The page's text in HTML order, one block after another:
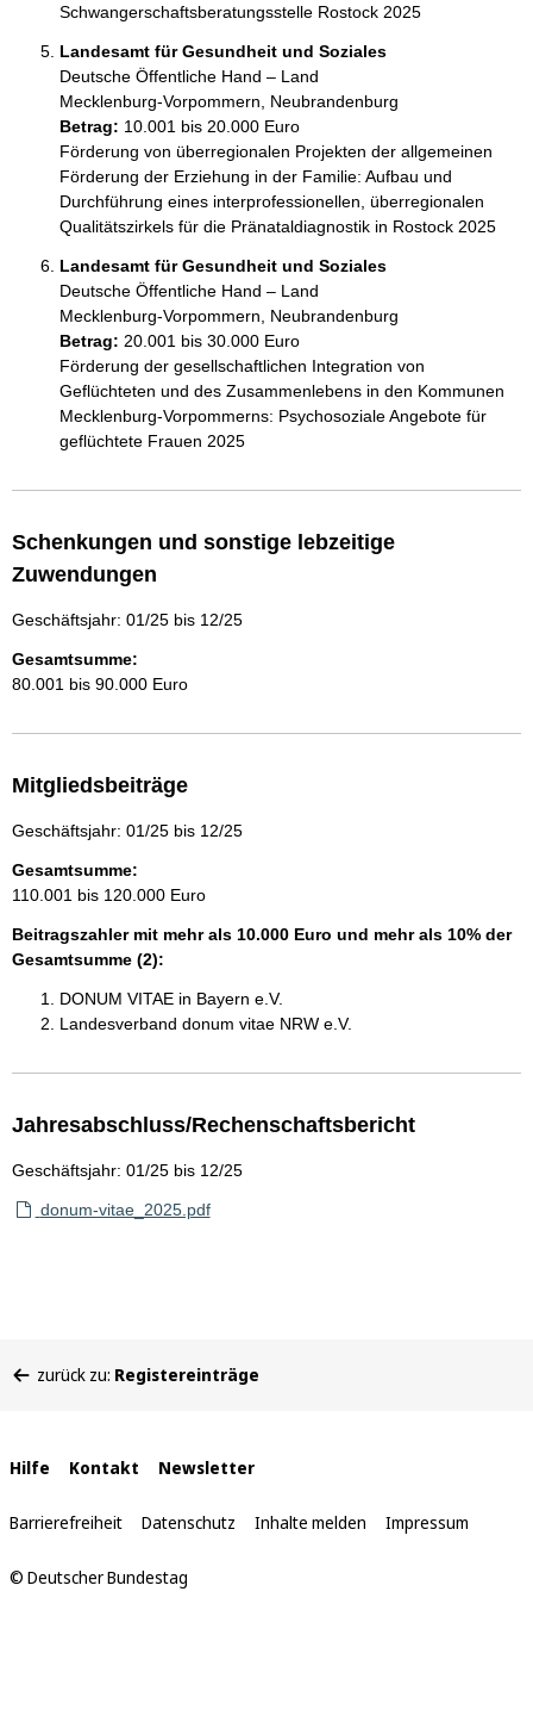
Schwangerschaftsberatungsstelle Rostock 2025
Landesamt für Gesundheit und Soziales
Deutsche Öffentliche Hand – Land
Mecklenburg-Vorpommern, Neubrandenburg
Betrag: 10.001 bis 20.000 Euro
Förderung von überregionalen Projekten der allgemeinen
Förderung der Erziehung in der Familie: Aufbau und
Durchführung eines interprofessionellen, überregionalen
Landesamt für Gesundheit und Soziales
Deutsche Öffentliche Hand – Land
Mecklenburg-Vorpommern, Neubrandenburg
Betrag: 20.001 bis 30.000 Euro
Förderung der gesellschaftlichen Integration von
Geflüchteten und des Zusammenlebens in den Kommunen
Mecklenburg-Vorpommerns: Psychosoziale Angebote für
geflüchtete Frauen 2025
Schenkungen und sonstige lebzeitige
Zuwendungen
Geschäftsjahr: 01/25 bis 12/25
Gesamtsumme:
80.001 bis 90.000 Euro
Mitgliedsbeiträge
Geschäftsjahr: 01/25 bis 12/25
Gesamtsumme:
110.001 bis 120.000 Euro
Beitragszahler mit mehr als 10.000 Euro und mehr als 10% der
Gesamtsumme (2):
DONUM VITAE in Bayern e.V.
Landesverband donum vitae NRW e.V.
Jahresabschluss/Rechenschaftsbericht
Geschäftsjahr: 01/25 bis 12/25
donum-vitae_2025.pdf
befinden
zurück zu: Registereinträge
Interne
Links
Hilfe Kontakt Newsletter
Barrierefreiheit Datenschutz Inhalte melden Impressum
© Deutscher Bundestag